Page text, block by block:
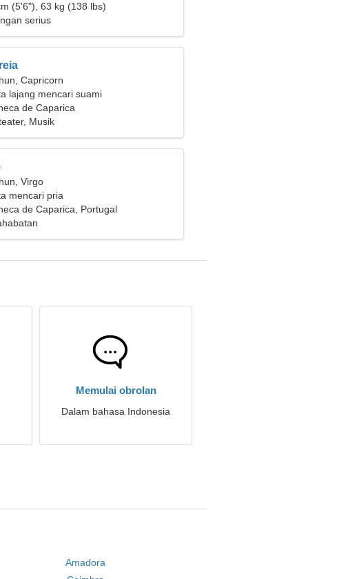
(5'6"), 63 kg (138 lbs)
serius
Capricorn
lajang mencari suami
de Caparica
Musik
Virgo
mencari pria
de Caparica, Portugal
Memulai obrolan
Dalam bahasa Indonesia
Amadora